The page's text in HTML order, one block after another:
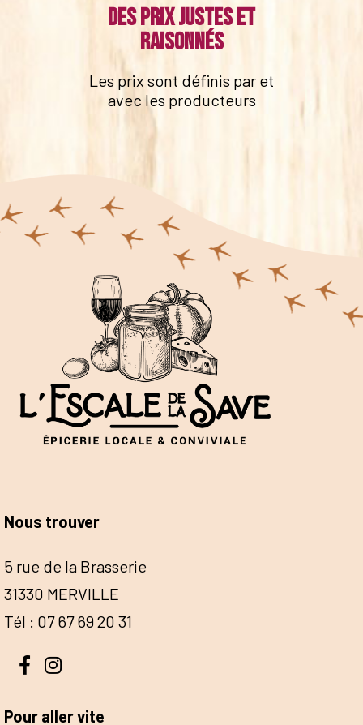
Des prix justes et
raisonnés
Les prix sont définis par et
avec les producteurs
Nous trouver
5 rue de la Brasserie
31330 MERVILLE
Tél : 07 67 69 20 31
Pour aller vite